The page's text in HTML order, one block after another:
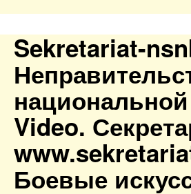
Sekretariat-
Video.
Боевые